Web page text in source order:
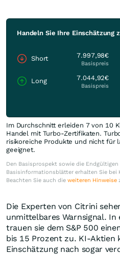
Handeln Sie Ihre Einschätzung
Short 7.997,98€
Basispreis
Long 7.044,92€
Basispreis
Im Durchschnitt erleiden 7 von 10
Handel mit Turbo-Zertifikaten.
risikoreiche Produkte und nicht für
geeignet.
Den Basisprospekt sowie die
Basisinformationsblätter erhalten Sie bei
Beachten Sie auch die weiteren Hinweise
Die Experten von Citrini
unmittelbares Warnsignal. In
trauen sie dem S&P 500
bis 15 Prozent zu. KI-Aktien
Einschätzung nach sogar